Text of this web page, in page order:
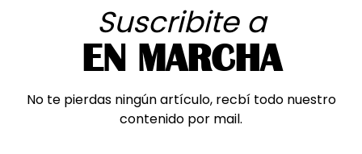
Suscribite a
EN MARCHA
No te pierdas ningún artículo, recbí todo nuestro
contenido por mail.